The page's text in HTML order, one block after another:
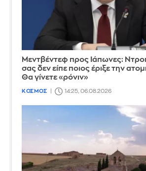
Μεντβέντεφ προς Ιάπωνες:
σας δεν είπε ποιος έριξε την
Θα γίνετε «ρόνιν»
ΚΟΣΜΟΣ 14:25, 06.08.2026